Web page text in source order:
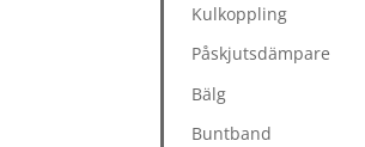
Kulkoppling
Påskjutsdämpare
Bälg
Buntband